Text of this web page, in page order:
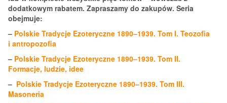
dodatkowym rabatem. Zapraszamy do zakupów. Seria
obejmuje:
– Polskie Tradycje Ezoteryczne 1890–1939. Tom I. Teozofia
i antropozofia
– Polskie Tradycje Ezoteryczne 1890–1939. Tom II.
Formacje, ludzie, idee
– Polskie Tradycje Ezoteryczne 1890–1939. Tom III.
Masoneria